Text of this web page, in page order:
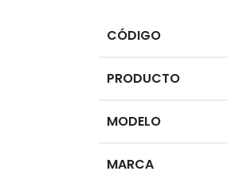
CÓDIGO
PRODUCTO
MODELO
MARCA